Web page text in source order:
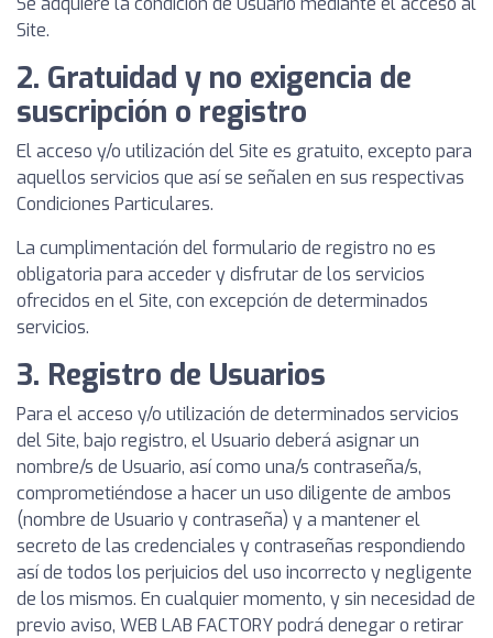
Site.
2. Gratuidad y no exigencia de
suscripción o registro
El acceso y/o utilización del Site es gratuito, excepto para
aquellos servicios que así se señalen en sus respectivas
Condiciones Particulares.
La cumplimentación del formulario de registro no es
obligatoria para acceder y disfrutar de los servicios
ofrecidos en el Site, con excepción de determinados
servicios.
3. Registro de Usuarios
Para el acceso y/o utilización de determinados servicios
del Site, bajo registro, el Usuario deberá asignar un
nombre/s de Usuario, así como una/s contraseña/s,
comprometiéndose a hacer un uso diligente de ambos
(nombre de Usuario y contraseña) y a mantener el
secreto de las credenciales y contraseñas respondiendo
así de todos los perjuicios del uso incorrecto y negligente
de los mismos. En cualquier momento, y sin necesidad de
previo aviso, WEB LAB FACTORY podrá denegar o retirar